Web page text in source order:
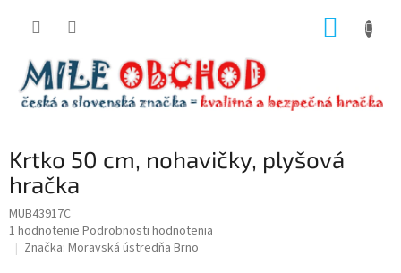
Krtko 50 cm, nohavičky, plyšová
hračka
MUB43917C
Priemerné
hodnotenie
1 hodnotenie Podrobnosti hodnotenia
Značka: Moravská ústredňa Brno